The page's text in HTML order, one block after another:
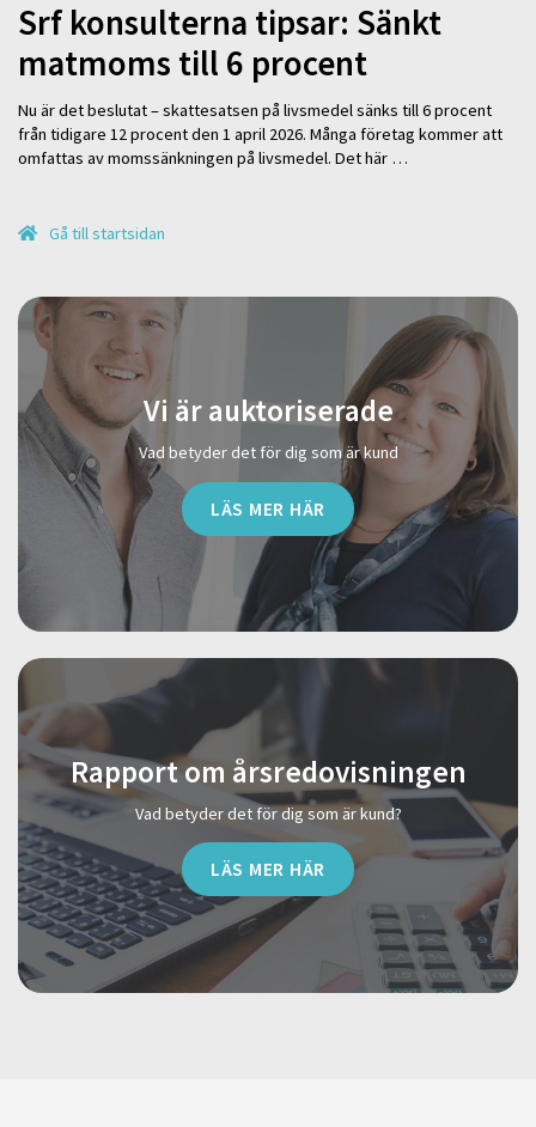
Srf konsulterna tipsar: Sänkt
matmoms till 6 procent
Nu är det beslutat – skattesatsen på livsmedel sänks till 6 procent
från tidigare 12 procent den 1 april 2026. Många företag kommer att
omfattas av momssänkningen på livsmedel. Det här …
Gå till startsidan
Vi är auktoriserade
Vad betyder det för dig som är kund
LÄS MER HÄR
Rapport om årsredovisningen
Vad betyder det för dig som är kund?
LÄS MER HÄR